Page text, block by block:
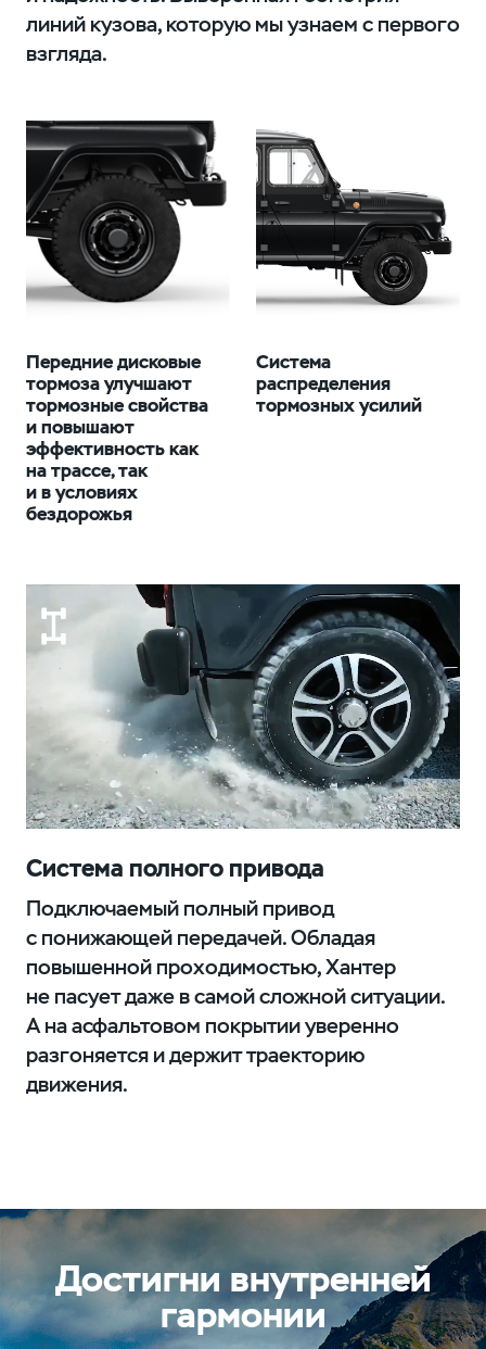
линий кузова, которую мы узнаем с первого
взгляда.
Передние дисковые
тормоза улучшают
тормозные свойства
и повышают
эффективность как
на трассе, так
и в условиях
бездорожья
Система
распределения
тормозных усилий
Система полного привода
Подключаемый полный привод
с понижающей передачей. Обладая
повышенной проходимостью, Хантер
не пасует даже в самой сложной ситуации.
А на асфальтовом покрытии уверенно
разгоняется и держит траекторию
движения.
Достигни внутренней
гармонии